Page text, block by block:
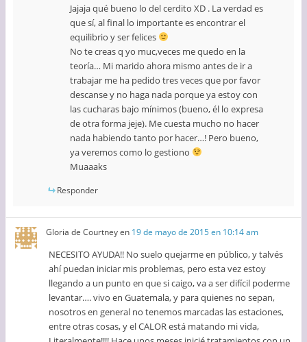
Jajaja qué bueno lo del cerdito XD . La verdad es
que sí, al final lo importante es encontrar el
equilibrio y ser felices
No te creas q yo muc,veces me quedo en la
teoría… Mi marido ahora mismo antes de ir a
trabajar me ha pedido tres veces que por favor
descanse y no haga nada porque ya estoy con
las cucharas bajo mínimos (bueno, él lo expresa
de otra forma jeje). Me cuesta mucho no hacer
nada habiendo tanto por hacer…! Pero bueno,
ya veremos como lo gestiono
Muaaaks
Responder
Gloria de Courtneyen 19 de mayo de 2015 en 10:14 am
NECESITO AYUDA!! No suelo quejarme en público, y talvés
ahí puedan iniciar mis problemas, pero esta vez estoy
llegando a un punto en que si caigo, va a ser difícil poderme
levantar…. vivo en Guatemala, y para quienes no sepan,
nosotros en general no tenemos marcadas las estaciones,
entre otras cosas, y el CALOR está matando mi vida,